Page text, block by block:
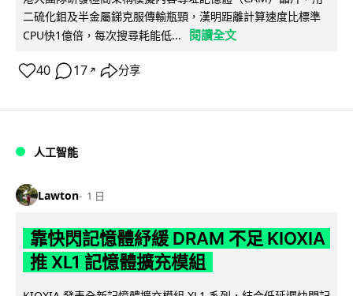
二硫化鉬及半金屬銻克服傳輸瓶頸，漢明距離計算速度比標準
CPU快1億倍，每次搜尋耗能低...
閱讀全文
40 17 ↗ 分享
人工智能
Lawton 1 日
靠快閃記憶體紓緩 DRAM 不足 KIOXIA
推 XL1 記憶體擴充模組